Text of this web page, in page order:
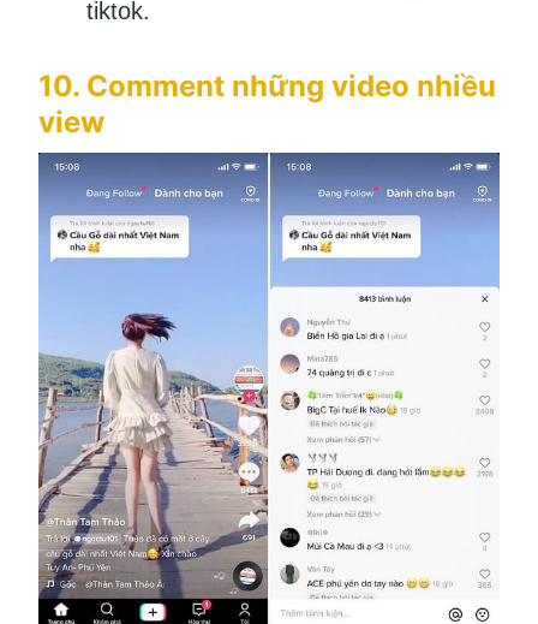
tiktok.
10. Comment những video nhiều
view